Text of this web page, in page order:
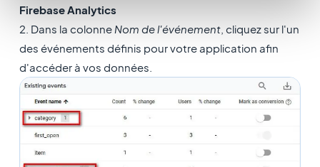
Firebase Analytics
2. Dans la colonne Nom de l'événement, cliquez sur l'un
des événements définis pour votre application afin
d'accéder à vos données.